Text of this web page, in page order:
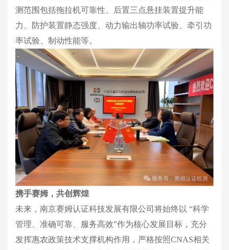
测范围包括拖拉机可靠性、后置三点悬挂装置提升能
力、防护装置静态强度、动力输出轴功率试验、牵引功
率试验、制动性能等。
携手赛姆，共创辉煌
未来，南京赛姆认证科技发展有限公司将始终以 “科学
管理、准确可靠、服务高效”作为核心发展目标，充分
发挥惠农政策技术支撑机构作用，严格按照CNAS相关